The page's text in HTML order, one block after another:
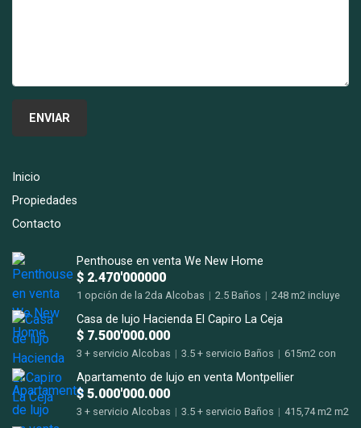
Inicio
Propiedades
Contacto
Penthouse en venta We New Home
$ 2.470'000000
1 opción de la 2da Alcobas | 2.5 Baños | 248 m2 incluye
Casa de lujo Hacienda El Capiro La Ceja
$ 7.500'000.000
3 + servicio Alcobas | 3.5 + servicio Baños | 615m2 con
Apartamento de lujo en venta Montpellier
$ 5.000'000.000
3 + servicio Alcobas | 3.5 + servicio Baños | 415,74 m2 m2